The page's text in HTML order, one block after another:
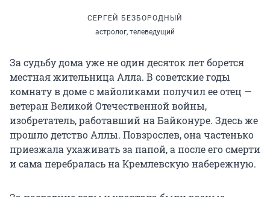
СЕРГЕЙ БЕЗБОРОДНЫЙ
астролог, телеведущий
За судьбу дома уже не один десяток лет борется
местная жительница Алла. В советские годы
комнату в доме с майоликами получил ее отец —
ветеран Великой Отечественной войны,
изобретатель, работавший на Байконуре. Здесь же
прошло детство Аллы. Повзрослев, она частенько
приезжала ухаживать за папой, а после его смерти
и сама перебралась на Кремлевскую набережную.